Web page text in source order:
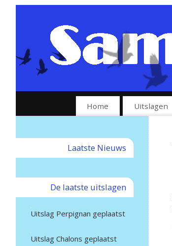
Home Uitslagen
Laatste Nieuws
De laatste uitslagen
Uitslag Perpignan geplaatst
Uitslag Chalons geplaatst